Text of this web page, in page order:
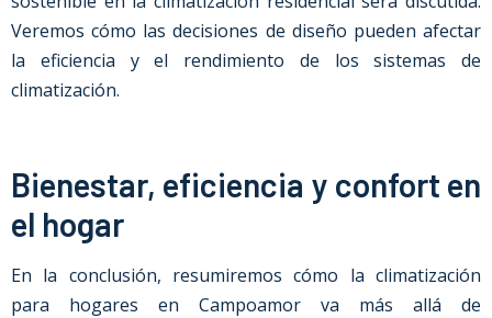
Veremos cómo las decisiones de diseño pueden afectar
la eficiencia y el rendimiento de los sistemas de
climatización.
Bienestar, eficiencia y confort en
el hogar
En la conclusión, resumiremos cómo la climatización
para hogares en Campoamor va más allá de